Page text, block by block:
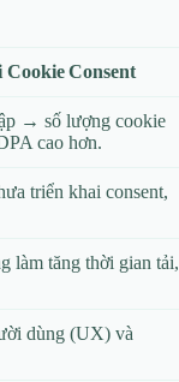
Consent
→ số lượng cookie
cao hơn.
triển khai consent,
làm tăng thời gian tải,
dùng (UX) và